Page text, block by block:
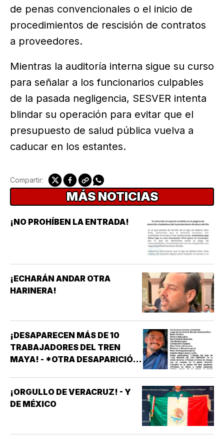
de penas convencionales o el inicio de
procedimientos de rescisión de contratos
a proveedores.
Mientras la auditoría interna sigue su curso
para señalar a los funcionarios culpables
de la pasada negligencia, SESVER intenta
blindar su operación para evitar que el
presupuesto de salud pública vuelva a
caducar en los estantes.
Compartir:
MÁS NOTICIAS
¡NO PROHÍBEN LA ENTRADA!
¡ECHARÁN ANDAR OTRA
HARINERA!
¡DESAPARECEN MÁS DE 10
TRABAJADORES DEL TREN
MAYA! - *OTRA DESAPARICIÓN
¡ORGULLO DE VERACRUZ! - Y
DE MÉXICO